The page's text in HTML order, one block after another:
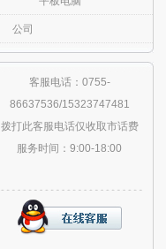
公司
客服电话：0755-
86637536/15323747481
拨打此客服电话仅收取市话费
服务时间：9:00-18:00